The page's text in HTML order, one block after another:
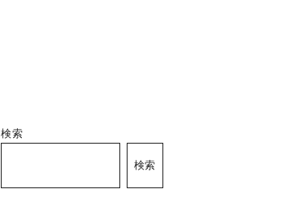
検索
検索